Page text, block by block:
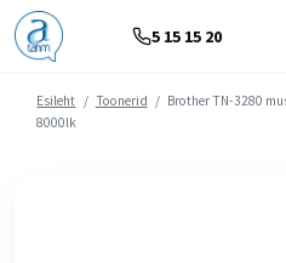
5 15 15 20
Esileht / Toonerid / Brother TN-3280
8000lk